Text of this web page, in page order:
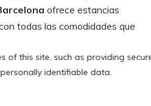
ofrece estancias
todas las comodidades que